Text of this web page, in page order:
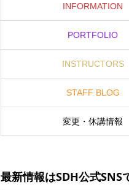
INFORMATION
PORTFOLIO
INSTRUCTORS
STAFF BLOG
変更・休講情報
最新情報はSDH公式SNS